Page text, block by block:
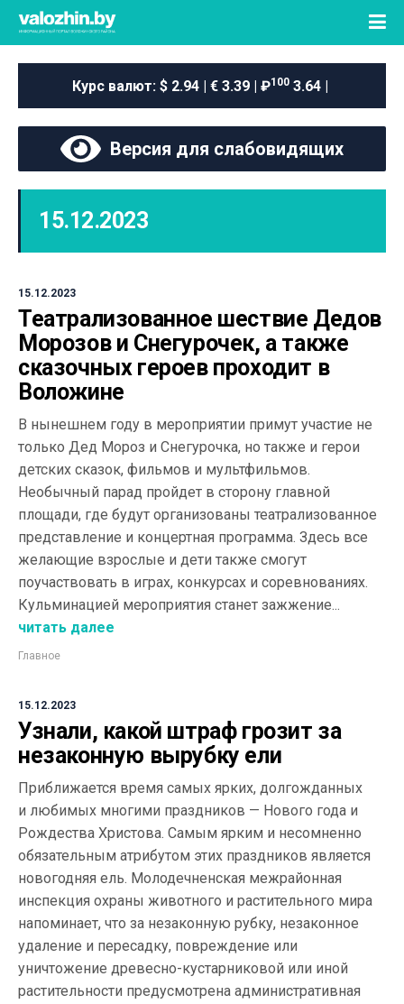
Курс валют: $ 2.94 | € 3.39 | ₽100 3.64 |
Версия для слабовидящих
15.12.2023
15.12.2023
Театрализованное шествие Дедов
Морозов и Снегурочек, а также
сказочных героев проходит в
Воложине
В нынешнем году в мероприятии примут участие не
только Дед Мороз и Снегурочка, но также и герои
детских сказок, фильмов и мультфильмов.
Необычный парад пройдет в сторону главной
площади, где будут организованы театрализованное
представление и концертная программа. Здесь все
желающие взрослые и дети также смогут
поучаствовать в играх, конкурсах и соревнованиях.
Кульминацией мероприятия станет зажжение...
читать далее
Главное
15.12.2023
Узнали, какой штраф грозит за
незаконную вырубку ели
Приближается время самых ярких, долгожданных
и любимых многими праздников — Нового года и
Рождества Христова. Самым ярким и несомненно
обязательным атрибутом этих праздников является
новогодняя ель. Молодечненская межрайонная
инспекция охраны животного и растительного мира
напоминает, что за незаконную рубку, незаконное
удаление и пересадку, повреждение или
уничтожение древесно-кустарниковой или иной
растительности предусмотрена административная